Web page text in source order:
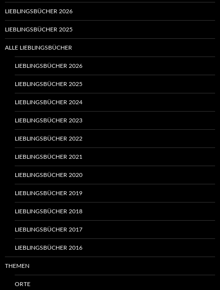
LIEBLINGSBÜCHER 2026
LIEBLINGSBÜCHER 2025
ALLE LIEBLINGSBÜCHER
LIEBLINGSBÜCHER 2026
LIEBLINGSBÜCHER 2025
LIEBLINGSBÜCHER 2024
LIEBLINGSBÜCHER 2023
LIEBLINGSBÜCHER 2022
LIEBLINGSBÜCHER 2021
LIEBLINGSBÜCHER 2020
LIEBLINGSBÜCHER 2019
LIEBLINGSBÜCHER 2018
LIEBLINGSBÜCHER 2017
LIEBLINGSBÜCHER 2016
THEMEN
ORTE